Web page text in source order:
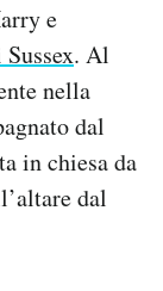
e
. Al
nella
dal
in chiesa da
dal